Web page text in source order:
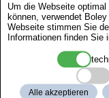
Hightech Seide
Um die Webseite
können, verwendet
Webseite stimmen Sie
Informationen finden Sie
Alle akzeptieren